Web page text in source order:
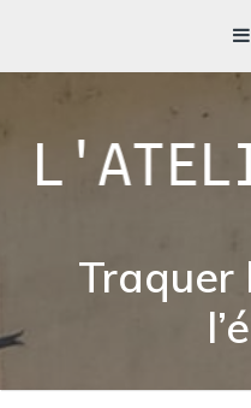
Actions conviviales
Traquer